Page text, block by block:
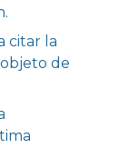
citar la
de